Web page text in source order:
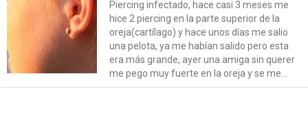
Piercing infectado, hace casi 3 meses me
hice 2 piercing en la parte superior de la
oreja(cartílago) y hace unos días me salio
una pelota, ya me habían salido pero esta
era más grande, ayer una amiga sin querer
me pego muy fuerte en la oreja y se me...